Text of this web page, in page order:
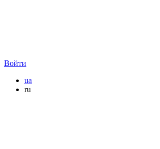
Войти
ua
ru